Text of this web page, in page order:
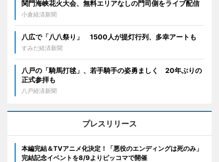
関門海峡花火大会、無料エリアなしの門司側をライブ配信
小倉経済新聞
八広で「八八祭り」 1500人が提灯行列、多幸アートも
すみだ経済新聞
八戸の「騎馬打毬」、若手騎手の姿勇ましく 20年ぶりの
正式参拝も
八戸経済新聞
プレスリリース
本編完結＆TVアニメ化決定！「悪役のエンディングは死のみ」
完結記念イベントを8/9よりピッコマで開催